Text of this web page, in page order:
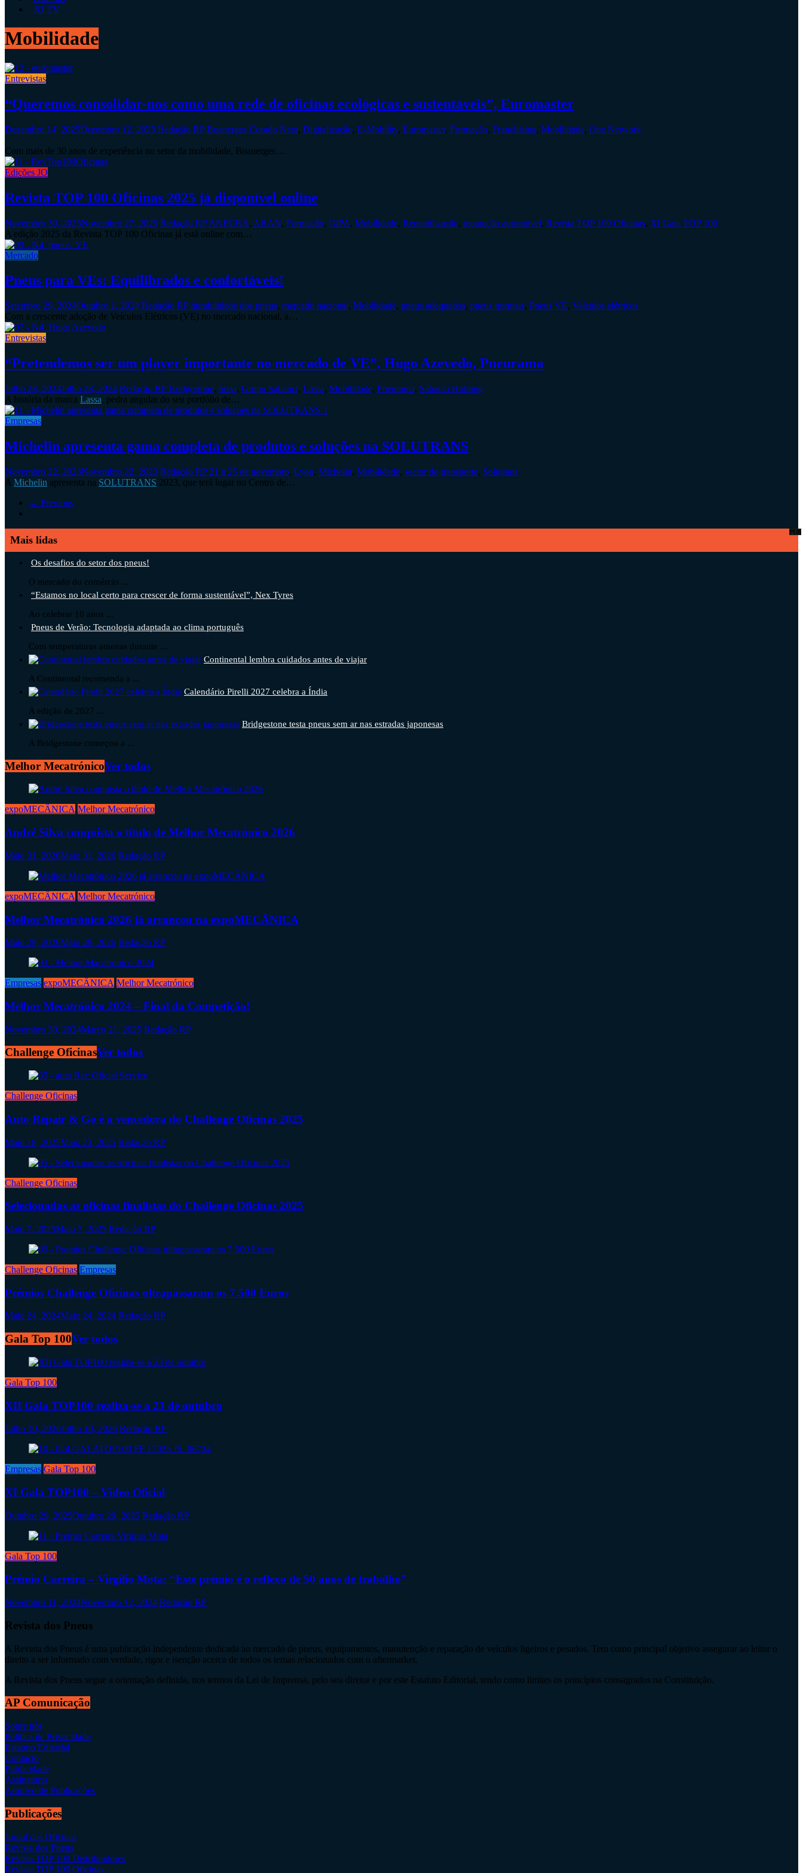
JO TV
Mobilidade
Entrevistas
“Queremos consolidar-nos como uma rede de oficinas ecológicas e sustentáveis”, Euromaster
Dezembro 14, 2025Dezembro 12, 2025 Redação RPBoanerges Corado Neto, Digitalização, E-Mobility, Euromaster, Formação, Franchising, Mobilidade, One Network
Com mais de 30 anos de experiência no setor da mobilidade, Boanerges…
Edições JO
Revista TOP 100 Oficinas 2025 já disponível online
Novembro 30, 2025Novembro 27, 2025 Redação RPANECRA, ARAN, Formação, GiPA, Mobilidade, Rentabilização, reparação automóvel, Revista TOP 100 Oficinas, XI Gala TOP 100
A edição 2025 da Revista TOP 100 Oficinas já está online com…
Mercado
Pneus para VEs: Equilibrados e confortáveis!
Setembro 29, 2024Outubro 1, 2024 Redação RPdurabilidade dos pneus, mercado nacional, Mobilidade, pneus adequados, pneus normais, Pneus VE, Veículos elétricos
Com a crescente adoção de Veículos Elétricos (VE) no mercado nacional, a…
Entrevistas
“Pretendemos ser um player importante no mercado de VE”, Hugo Azevedo, Pneurama
Julho 28, 2024Julho 28, 2024 Redação RPBridgestone, brisa, Grupo Sabanci, Lassa, Mobilidade, Pneurama, Sabanci Holding
A história da marca Lassa, pedra angular do seu portfólio de…
Empresas
Michelin apresenta gama completa de produtos e soluções na SOLUTRANS
Novembro 22, 2023Novembro 22, 2023 Redação RP 21 a 25 de novembro, Lyon, Michelin, Mobilidade, sector do transporte, Solutrans
A Michelin apresenta na SOLUTRANS 2023, que terá lugar no Centro de…
← Previous
PUB
Mais lidas
Os desafios do setor dos pneus!
O mercado do comércio ...
“Estamos no local certo para crescer de forma sustentável”, Nex Tyres
Ao celebrar 10 anos ...
Pneus de Verão: Tecnologia adaptada ao clima português
Com temperaturas amenas durante ...
Continental lembra cuidados antes de viajar
A Continental recomenda a ...
Calendário Pirelli 2027 celebra a Índia
A edição de 2027 ...
Bridgestone testa pneus sem ar nas estradas japonesas
A Bridgestone começou a ...
Melhor MecatrónicoVer todos
expoMECÂNICA Melhor Mecatrónico
André Silva conquista o título de Melhor Mecatrónico 2026
Maio 31, 2026Maio 31, 2026 Redação RP
expoMECÂNICA Melhor Mecatrónico
Melhor Mecatrónico 2026 já arrancou na expoMECÂNICA
Maio 29, 2026Maio 28, 2026 Redação RP
Empresas expoMECÂNICA Melhor Mecatrónico
Melhor Mecatrónico 2024 – Final da Competição!
Novembro 30, 2024Março 21, 2025 Redação RP
Challenge OficinasVer todos
Challenge Oficinas
Auto Repair & Go é a vencedora do Challenge Oficinas 2025
Maio 18, 2025Maio 23, 2025 Redação RP
Challenge Oficinas
Selecionadas as oficinas finalistas do Challenge Oficinas 2025
Maio 7, 2025Maio 7, 2025 Redação RP
Challenge Oficinas Empresas
Prémios Challenge Oficinas ultrapassaram os 7.500 Euros
Maio 24, 2024Maio 24, 2024 Redação RP
Gala Top 100Ver todos
Gala Top 100
XII Gala TOP100 realiza-se a 23 de outubro
Julho 10, 2026Julho 10, 2026 Redação RP
Empresas Gala Top 100
XI Gala TOP100 – Vídeo Oficial
Outubro 29, 2025Outubro 29, 2025 Redação RP
Gala Top 100
Prémio Carreira – Virgílio Mota: “Este prémio é o reflexo de 50 anos de trabalho”
Novembro 11, 2024Novembro 12, 2024 Redação RP
Revista dos Pneus
A Revista dos Pneus é uma publicação independente dedicada ao mercado de pneus, equipamentos, manutenção e reparação de veículos ligeiros e pesados. Tem como principal objetivo assegurar ao leitor o
direito a ser informado com verdade, rigor e isenção acerca de todos os temas relacionados com o aftermarket.
A Revista dos Pneus segue a orientação definida, nos termos da Lei de Imprensa, pelo seu diretor e por este Estatuto Editorial, tendo como limites os princípios consagrados na Constituição.
AP Comunicação
Sobre nós
Política de Privacidade
Estatuto Editorial
Contacto
Publicidade
Assinaturas
Arquivo de Publicações
Publicações
Jornal das Oficinas
Revista dos Pneus
Revista TOP 100 Distribuidores
Revista TOP 100 Oficinas